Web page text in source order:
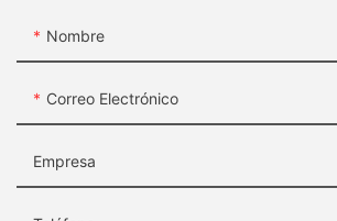
Nombre
Correo Electrónico
Empresa